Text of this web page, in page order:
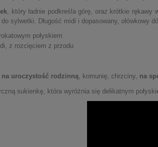
, który ładnie podkreśla górę, oraz krótkie rękawy
sylwetki. Długość midi i dopasowany, ołówkowy
połyskiem
z rozcięciem z przodu
na uroczystość rodzinną, komunię, chrzciny, na
sukienkę, która wyróżnia się delikatnym